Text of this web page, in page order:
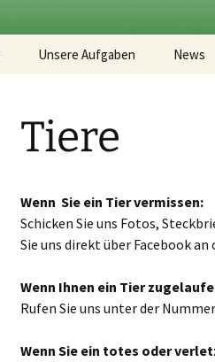
Unsere Aufgaben
Vorstand
News
Tiere
Wenn Sie ein Tier vermissen:
Schicken Sie uns Fotos,
Sie uns direkt über Facebook an
Wenn Ihnen ein Tier
Rufen Sie uns unter der Nummer
Wenn Sie ein totes oder